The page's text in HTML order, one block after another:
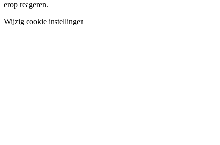
erop reageren.
Wijzig cookie instellingen